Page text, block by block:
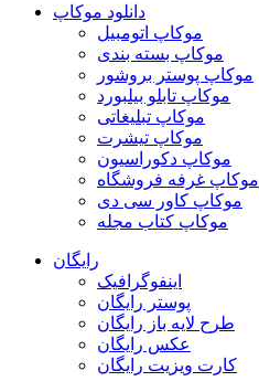
دانلود موکاپ
موکاپ اتومبیل
موکاپ بسته بندی
موکاپ پوستر بروشور
موکاپ تابلو بیلبورد
موکاپ تبلیغاتی
موکاپ تیشرت
موکاپ دکوراسیون
موکاپ غرفه فروشگاه
موکاپ کاور سی دی
موکاپ کتاب مجله
رایگان
اینفوگرافیک
پوستر رایگان
طرح لایه باز رایگان
عکس رایگان
کارت ویزیت رایگان